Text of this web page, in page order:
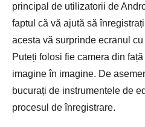
principal de utilizatorii de
faptul că vă ajută să
acesta vă surprinde ecranul
Puteți folosi fie camera din
imagine în imagine. De
bucurați de instrumentele de
procesul de înregistrare.